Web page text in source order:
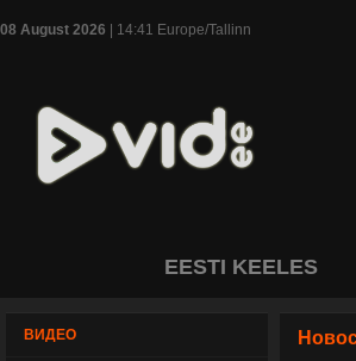
08 August 2026 | 14:41 Europe/Tallinn
EESTI KEELES
ВИДЕО